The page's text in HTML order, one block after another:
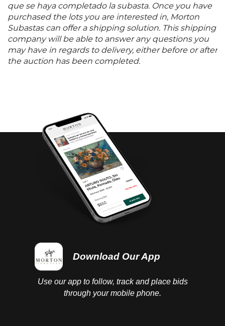
que se haya completado la subasta. Once you have
purchased the lots you are interested in, Morton
Subastas can offer a shipping solution. This shipping
company will be able to answer any questions you
may have in regards to delivery, either before or after
the auction has been completed.
Download Our App
Use our app to follow, track and place bids
through your mobile phone.